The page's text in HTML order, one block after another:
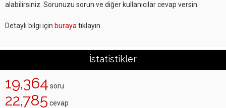
alabilirsiniz. Sorunuzu sorun ve diğer kullanıcılar cevap versin.
Detaylı bilgi için buraya tıklayın.
İstatistikler
19,364 soru
22,785 cevap